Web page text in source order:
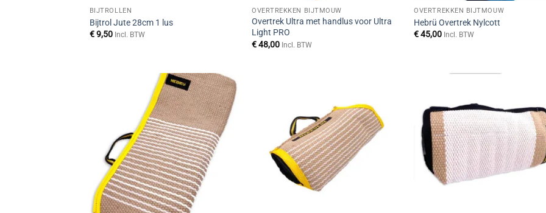
BIJTROLLEN
Bijtrol Jute 28cm 1 lus
€9,50 Incl. BTW
OVERTREKKEN BIJTMOUW
Overtrek Ultra met handlus voor Ultra
Light PRO
€48,00 Incl. BTW
OVERTREKKEN BIJTMOUW
Hebrü Overtrek Nylcott
€45,00 Incl. BTW